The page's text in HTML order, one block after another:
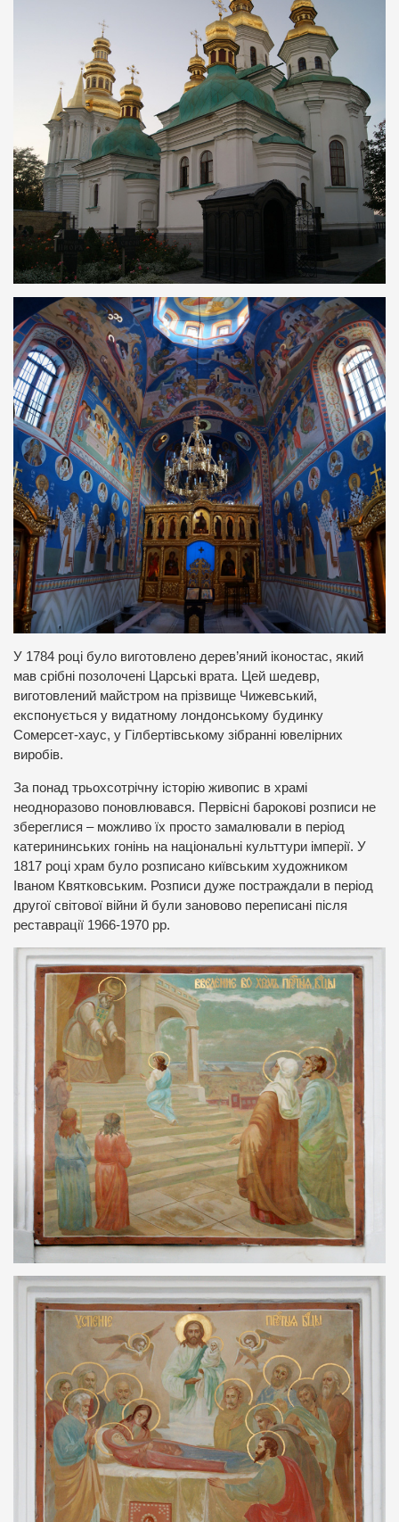
У 1784 році було виготовлено дерев’яний іконостас, який
мав срібні позолочені Царські врата. Цей шедевр,
виготовлений майстром на прізвище Чижевський,
експонується у видатному лондонському будинку
Сомерсет-хаус, у Гілбертівському зібранні ювелірних
виробів.
За понад трьохсотрічну історію живопис в храмі
неодноразово поновлювався. Первісні барокові розписи не
збереглися – можливо їх просто замалювали в період
катерининських гонінь на національні культтури імперії. У
1817 році храм було розписано київським художником
Іваном Квятковським. Розписи дуже постраждали в період
другої світової війни й були зановово переписані після
реставрації 1966-1970 рр.